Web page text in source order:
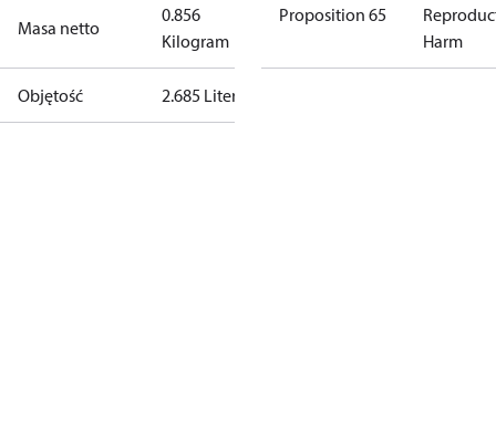
Masa netto
0.856
Kilogram
Objętość 2.685 Liter
Proposition 65
Harm